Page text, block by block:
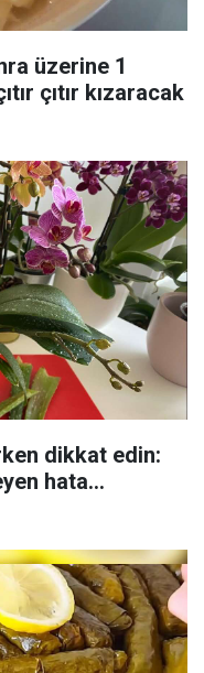
üzerine 1
çıtır kızaracak
dikkat edin:
hata...